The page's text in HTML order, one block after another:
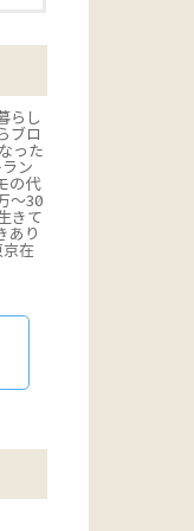
らし
ブロ
った
ン
の代
〜30
きて
あり
在